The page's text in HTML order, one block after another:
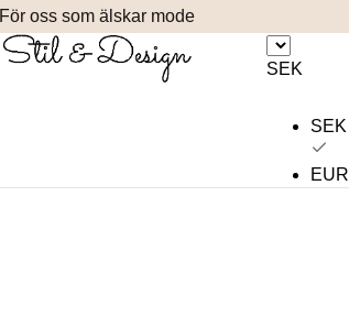
För oss som älskar mode
SEK
SEK
EUR